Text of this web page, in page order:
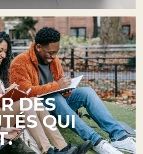
DES
QUI